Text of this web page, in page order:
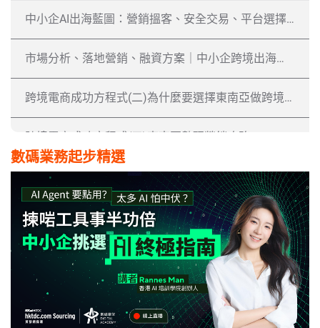
中小企AI出海藍圖：營銷搵客、安全交易、平台選擇全教學
市場分析、落地營銷、融資方案｜中小企跨境出海全攻略
跨境電商成功方程式​(二)為什麼要選擇東南亞做跨境電商​？
跨境電商成功方程式​(三)東南亞數碼營銷攻略
中國營銷精讀班(一) 傳統公司如何進入內地電商市場
中國營銷精讀班(二)內地主要社交平台落地操作
中國營銷精讀班(三) 詳細B2B個案分析
中國營銷精讀班(四) 轉化率提升精細技巧
數碼業務起步精選